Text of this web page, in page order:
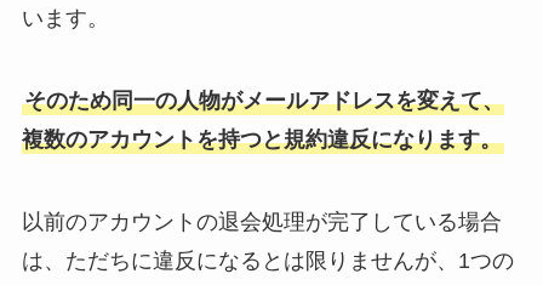
います。
そのため同一の人物がメールアドレスを変えて、
複数のアカウントを持つと規約違反になります。
以前のアカウントの退会処理が完了している場合
は、ただちに違反になるとは限りませんが、1つの